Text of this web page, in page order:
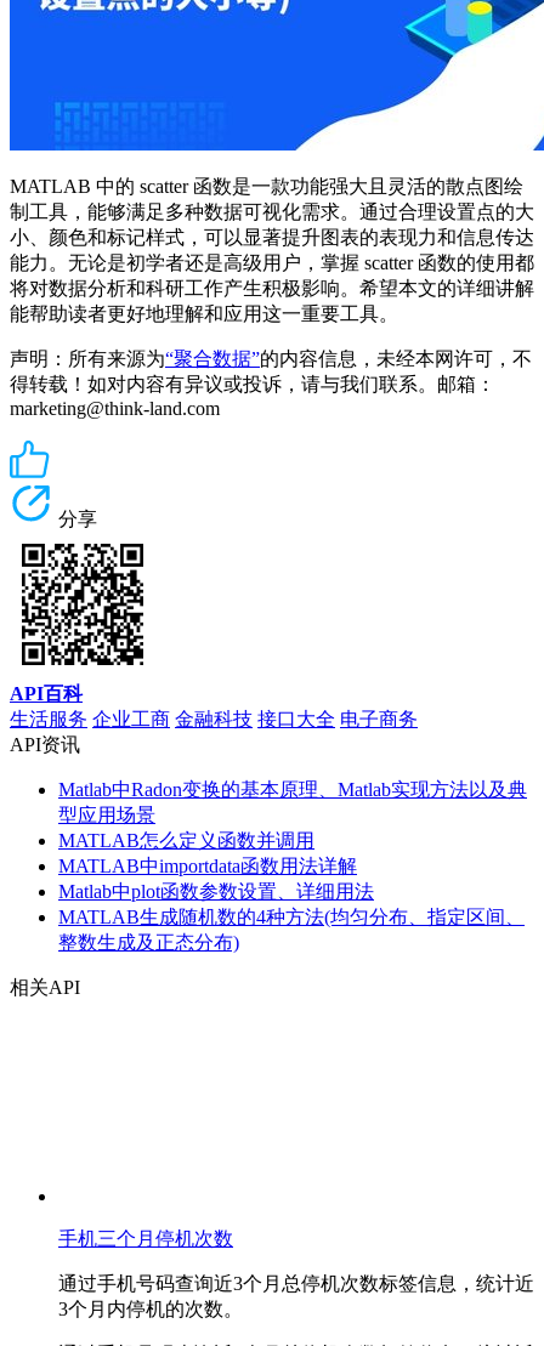
MATLAB 中的 scatter 函数是一款功能强大且灵活的散点图绘
制工具，能够满足多种数据可视化需求。通过合理设置点的大
小、颜色和标记样式，可以显著提升图表的表现力和信息传达
能力。无论是初学者还是高级用户，掌握 scatter 函数的使用都
将对数据分析和科研工作产生积极影响。希望本文的详细讲解
能帮助读者更好地理解和应用这一重要工具。
声明：所有来源为“聚合数据”的内容信息，未经本网许可，不
得转载！如对内容有异议或投诉，请与我们联系。邮箱：
marketing@think-land.com
分享
API百科
生活服务 企业工商 金融科技 接口大全 电子商务
API资讯
Matlab中Radon变换的基本原理、Matlab实现方法以及典
型应用场景
MATLAB怎么定义函数并调用
MATLAB中importdata函数用法详解
Matlab中plot函数参数设置、详细用法
MATLAB生成随机数的4种方法(均匀分布、指定区间、
整数生成及正态分布)
相关API
手机三个月停机次数
通过手机号码查询近3个月总停机次数标签信息，统计近
3个月内停机的次数。